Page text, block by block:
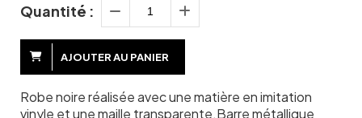
Quantité :
AJOUTER AU PANIER
Robe noire réalisée avec une matière en imitation
vinyle et une maille transparente.Barre métallique